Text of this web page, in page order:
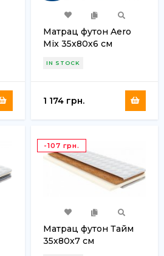
Матрац футон Aero
Mix 35х80х6 см
IN STOCK
1 174 грн.
-107 грн.
Матрац футон Тайм
35х80х7 см